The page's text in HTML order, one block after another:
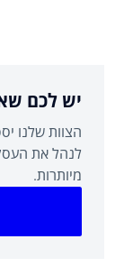
יש לכם
הצוות שלנו
לנהל את
מיותרות.